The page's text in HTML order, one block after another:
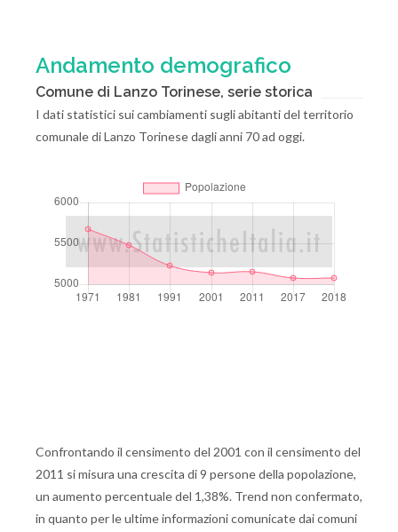
Andamento demografico
Comune di Lanzo Torinese, serie storica
I dati statistici sui cambiamenti sugli abitanti del territorio
comunale di Lanzo Torinese dagli anni 70 ad oggi.
Confrontando il censimento del 2001 con il censimento del
2011 si misura una crescita di 9 persone della popolazione,
un aumento percentuale del 1,38%. Trend non confermato,
in quanto per le ultime informazioni comunicate dai comuni